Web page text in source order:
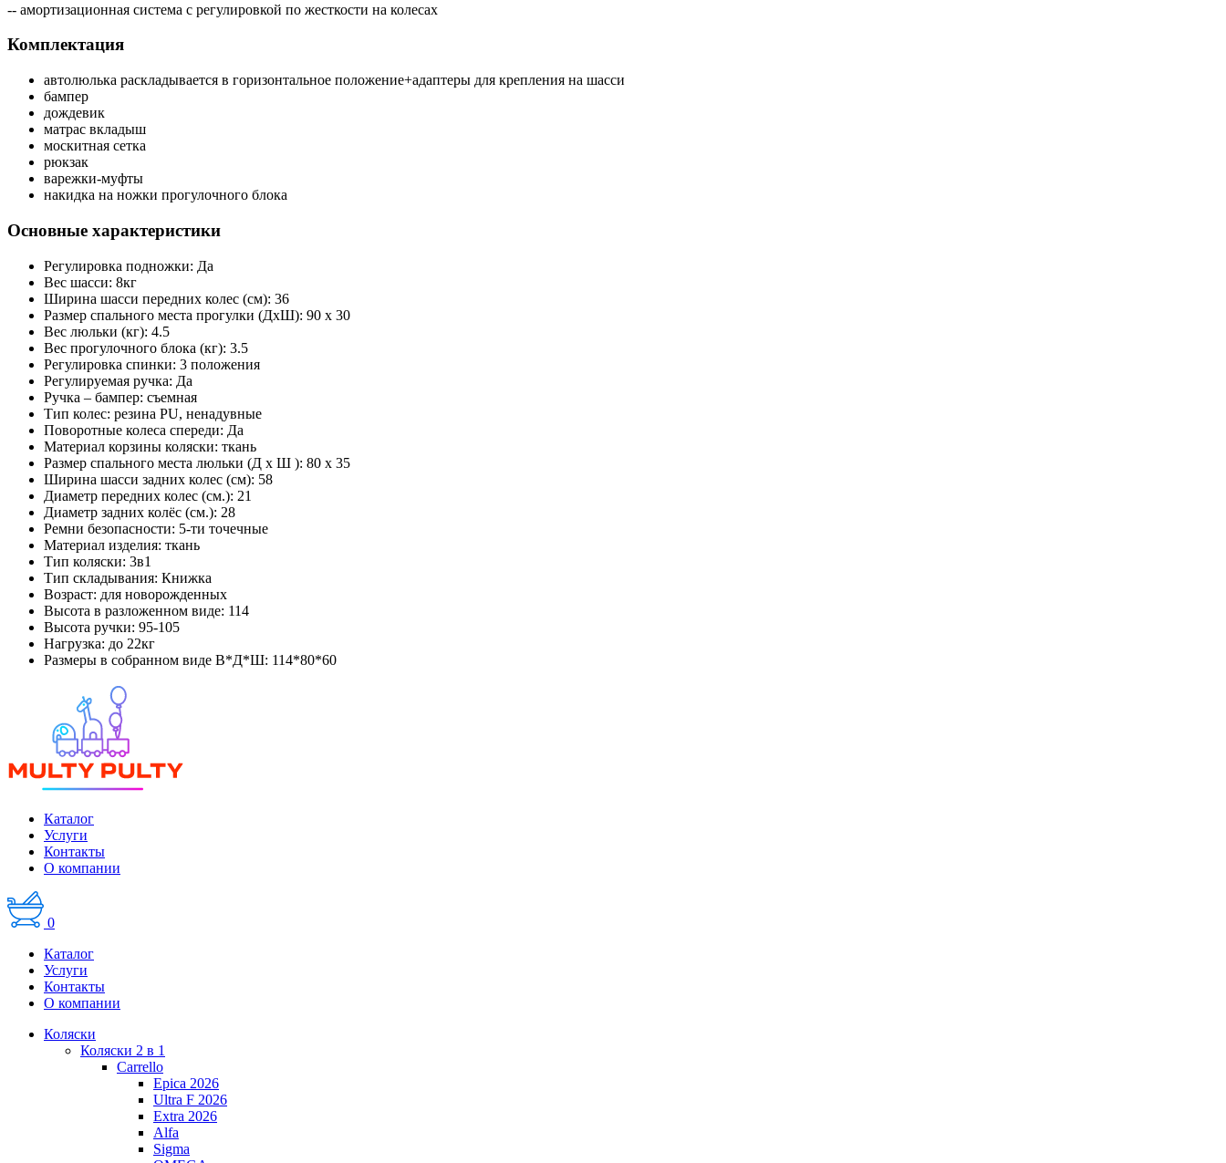
-- амортизационная система с регулировкой по жесткости на колесах
Комплектация
автолюлька раскладывается в горизонтальное положение+адаптеры для крепления на шасси
бампер
дождевик
матрас вкладыш
москитная сетка
рюкзак
варежки-муфты
накидка на ножки прогулочного блока
Основные характеристики
Регулировка подножки: Да
Вес шасси: 8кг
Ширина шасси передних колес (см): 36
Размер спального места прогулки (ДхШ): 90 x 30
Вес люльки (кг): 4.5
Вес прогулочного блока (кг): 3.5
Регулировка спинки: 3 положения
Регулируемая ручка: Да
Ручка – бампер: съемная
Тип колес: резина PU, ненадувные
Поворотные колеса спереди: Да
Материал корзины коляски: ткань
Размер спального места люльки (Д x Ш ): 80 x 35
Ширина шасси задних колес (см): 58
Диаметр передних колес (см.): 21
Диаметр задних колёс (см.): 28
Ремни безопасности: 5-ти точечные
Материал изделия: ткань
Тип коляски: 3в1
Тип складывания: Книжка
Возраст: для новорожденных
Высота в разложенном виде: 114
Высота ручки: 95-105
Нагрузка: до 22кг
Размеры в собранном виде В*Д*Ш: 114*80*60
Каталог
Услуги
Контакты
О компании
0
Каталог
Услуги
Контакты
О компании
Коляски
Коляски 2 в 1
Carrello
Epica 2026
Ultra F 2026
Extra 2026
Alfa
Sigma